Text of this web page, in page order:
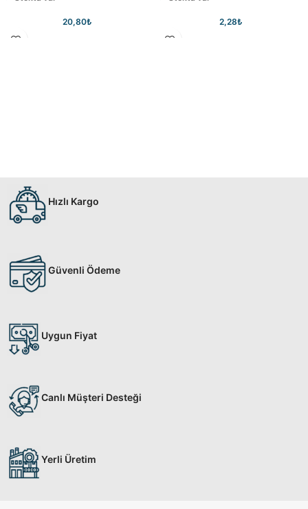
20,80₺ 2,28₺
Hızlı Kargo
Güvenli Ödeme
Uygun Fiyat
Canlı Müşteri Desteği
Yerli Üretim